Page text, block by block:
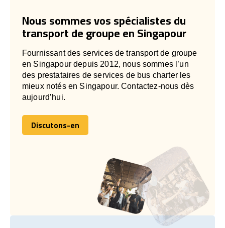
Nous sommes vos spécialistes du
transport de groupe en Singapour
Fournissant des services de transport de groupe
en Singapour depuis 2012, nous sommes l’un
des prestataires de services de bus charter les
mieux notés en Singapour. Contactez-nous dès
aujourd’hui.
Discutons-en
Discutons-en